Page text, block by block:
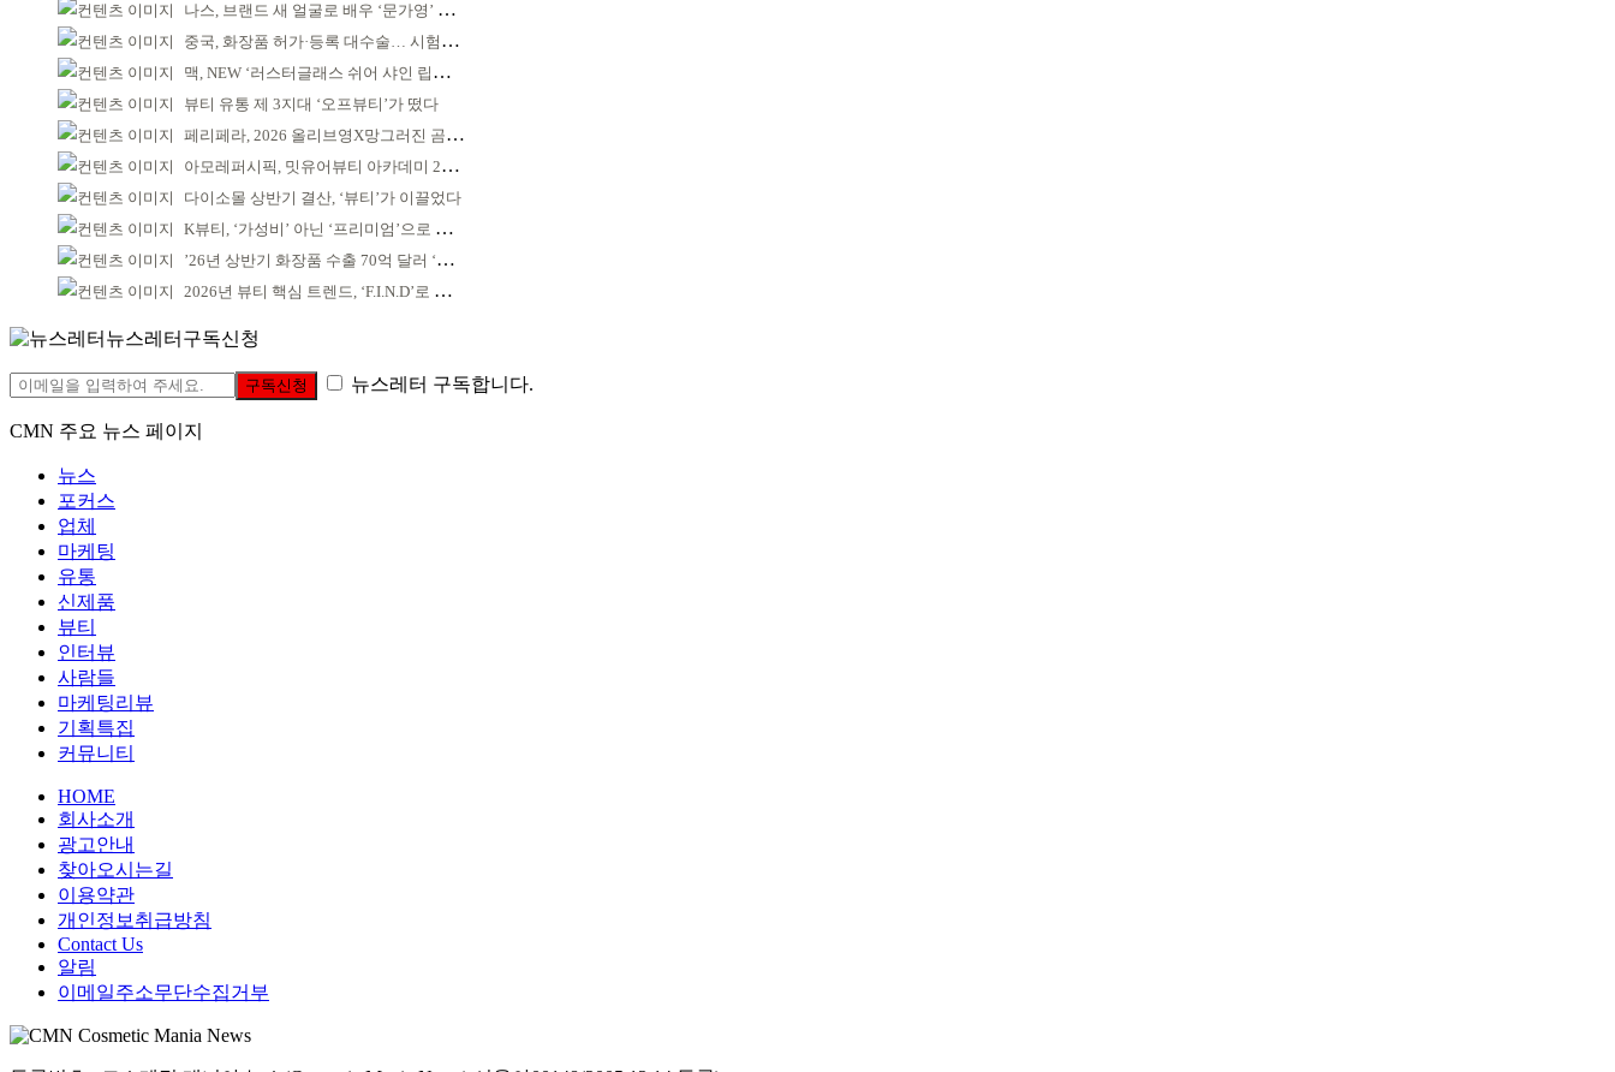
나스, 브랜드 새 얼굴로 배우 ‘문가영’ 발탁
중국, 화장품 허가·등록 대수술… 시험자료 공용 허용
맥, NEW ‘러스터글래스 쉬어 샤인 립스틱’ 출시
뷰티 유통 제 3지대 ‘오프뷰티’가 떴다
페리페라, 2026 올리브영X망그러진 곰 콜라보
아모레퍼시픽, 밋유어뷰티 아카데미 2기 발대식
다이소몰 상반기 결산, ‘뷰티’가 이끌었다
K뷰티, ‘가성비’ 아닌 ‘프리미엄’으로 승부걸어야
’26년 상반기 화장품 수출 70억 달러 ‘역대 최고’
2026년 뷰티 핵심 트렌드, ‘F.I.N.D’로 읽는다
뉴스레터구독신청
구독신청 뉴스레터 구독합니다.
CMN 주요 뉴스 페이지
뉴스
포커스
업체
마케팅
유통
신제품
뷰티
인터뷰
사람들
마케팅리뷰
기획특집
커뮤니티
HOME
회사소개
광고안내
찾아오시는길
이용약관
개인정보취급방침
Contact Us
알림
이메일주소무단수집거부